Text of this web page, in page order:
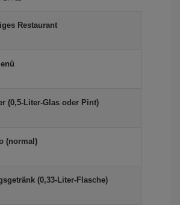
Restaurant
(0,5-Liter-Glas oder Pint)
(normal)
(0,33-Liter-Flasche)